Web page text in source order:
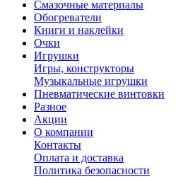
Смазочные материалы
Обогреватели
Книги и наклейки
Очки
Игрушки
Игры, конструкторы
Музыкальные игрушки
Пневматические винтовки
Разное
Акции
О компании
Контакты
Оплата и доставка
Политика безопасности